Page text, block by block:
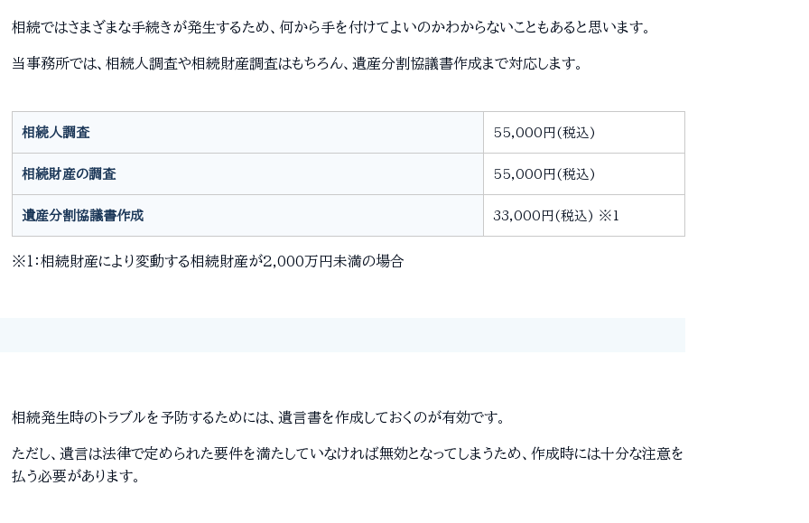
相続ではさまざまな手続きが発生するため、何から手を付けてよいのかわからないこともあると思います。
当事務所では、相続人調査や相続財産調査はもちろん、遺産分割協議書作成まで対応します。
相続人調査 55,000円(税込)
相続財産の調査 55,000円(税込)
遺産分割協議書作成 33,000円(税込) ※1
※1：相続財産により変動する相続財産が2,000万円未満の場合
相続発生時のトラブルを予防するためには、遺言書を作成しておくのが有効です。
ただし、遺言は法律で定められた要件を満たしていなければ無効となってしまうため、作成時には十分な注意を
払う必要があります。